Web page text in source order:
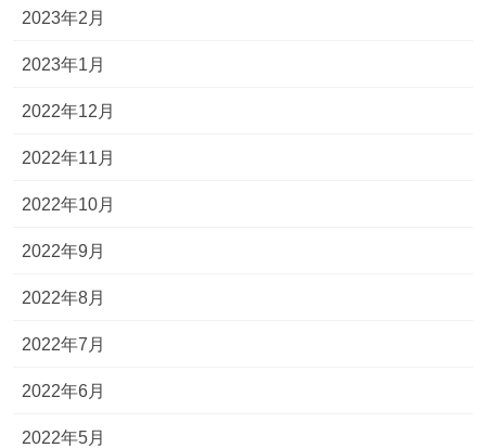
2023年2月
2023年1月
2022年12月
2022年11月
2022年10月
2022年9月
2022年8月
2022年7月
2022年6月
2022年5月